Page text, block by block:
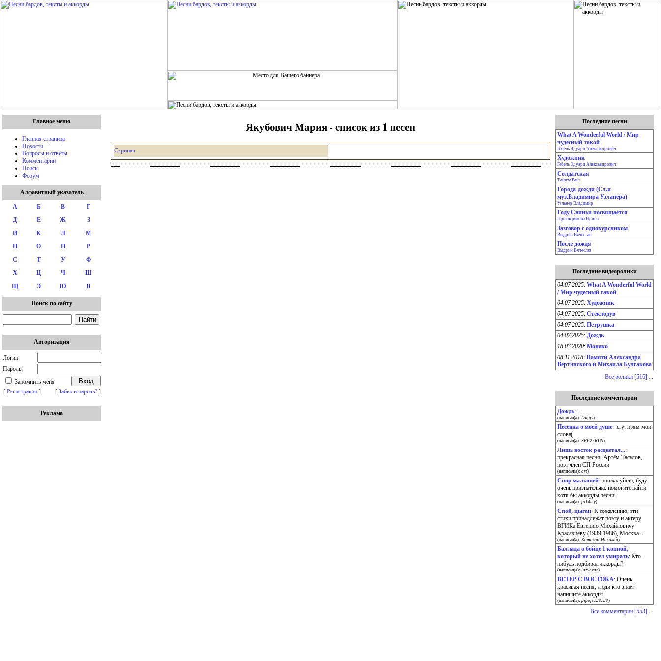
Главное меню
Главная страница
Новости
Вопросы и ответы
Комментарии
Поиск
Форум
Алфавитный указатель
А Б В
Г
Д
Е Ж
З
И
К Л
М
Н
О П
Р
С
Т У
Ф
Х
Ц Ч
Ш
Щ
Э Ю Я
Поиск по сайту
Авторизация
Логин:
Пароль:
Запомнить меня
[ Регистрация ] [ Забыли пароль? ]
Реклама
Якубович Мария - cписок из 1 песен
Скрипач
Последние песни
What A Wonderful World / Мир
чудесный такой
Гебель Эдуард Александрович
Художник
Гебель Эдуард Александрович
Солдатская
Танита Раш
Города-дожди (Сл.и
муз.Владимира Узланера)
Узланер Владимир
Году Свиньи посвящается
Просвирякова Ирина
Зазговор с однокурсником
Выдрин Вячеслав
После дождя
Выдрин Вячеслав
Последние видеоролики
04.07.2025: What A Wonderful World
/ Мир чудесный такой
04.07.2025: Художник
04.07.2025: Стеклодув
04.07.2025: Петрушка
04.07.2025: Дождь
18.03.2020: Монако
08.11.2018: Памяти Александра
Вертинского и Михаила Булгакова
Все ролики [516] ...
Последние комментарии
Дождь: ...
(написал(а): Loggy)
Песенка о моей душе: :cry: прям мои
слова(
(написал(а): SFP27RUS)
Лишь восток расцветал...:
прекрасная песня! Артём Тасалов,
поэт член СП России
(написал(а): art)
Спор малышей: поожалуйста, буду
очень признательна. помогите найти
хотя бы аккорды песни
(написал(а): fo14my)
Спой, цыган: К сожалению, эти
стихи принадлежат поэту и актеру
ВГИКа Евгению Михайловичу
Красавцеву (1939-1986), Москва...
(написал(а): Котомин Николай)
Баллада о бойце 1 конной,
который не хотел умирать: Кто-
нибудь подбирал аккорды?
(написал(а): lazybear)
ВЕТЕР С ВОСТОКА: Очень
красивая песня, люди кто знает
напишите аккорды
(написал(а): pipofs123123)
Все комментарии [553] ...